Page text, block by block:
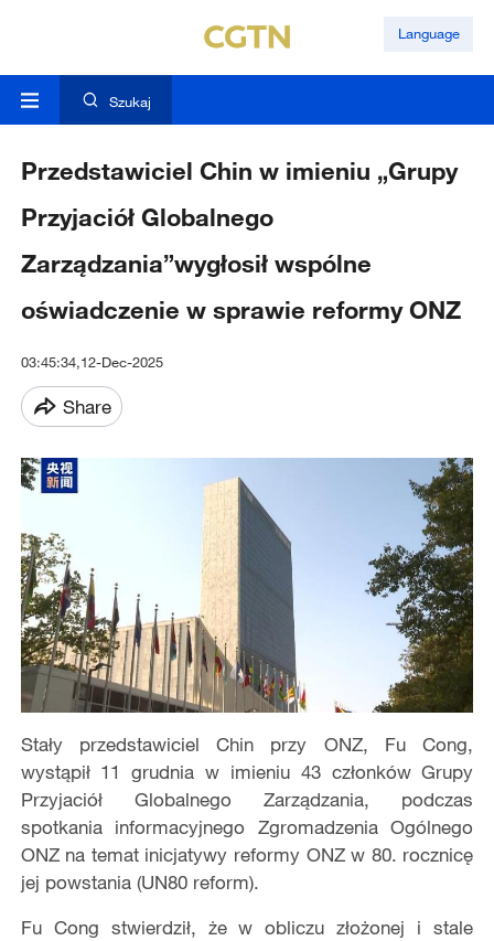
Language
Szukaj
Przedstawiciel Chin w imieniu „Grupy
Przyjaciół Globalnego
Zarządzania”wygłosił wspólne
oświadczenie w sprawie reformy ONZ
03:45:34,12-Dec-2025
Share
Stały przedstawiciel Chin przy ONZ, Fu Cong,
wystąpił 11 grudnia w imieniu 43 członków Grupy
Przyjaciół Globalnego Zarządzania, podczas
spotkania informacyjnego Zgromadzenia Ogólnego
ONZ na temat inicjatywy reformy ONZ w 80. rocznicę
jej powstania (UN80 reform).
Fu Cong stwierdził, że w obliczu złożonej i stale